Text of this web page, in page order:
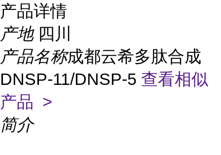
产品详情
产地 四川
产品名称成都云希多肽合成
DNSP-11/DNSP-5 查看相似
产品 >
简介